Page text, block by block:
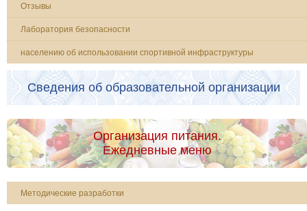
Отзывы
Лаборатория безопасности
населению об использовании спортивной инфраструктуры
Сведения об образовательной организации
Организация питания.
Ежедневные меню
Методические разработки